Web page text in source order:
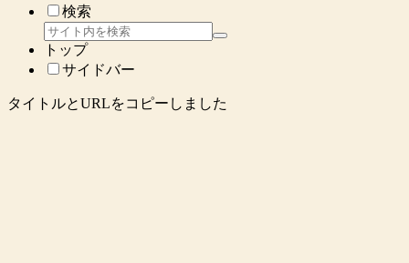
検索
トップ
サイドバー
タイトルとURLをコピーしました